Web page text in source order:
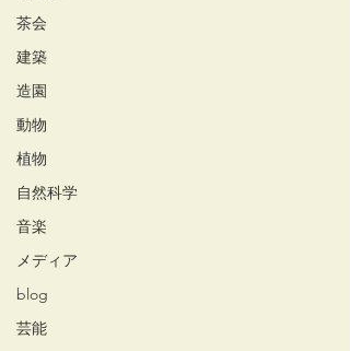
茶会
建築
造園
動物
植物
自然科学
音楽
メディア
blog
芸能